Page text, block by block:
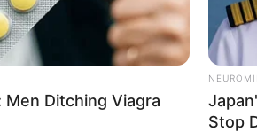
Ditching Viagra
Stop